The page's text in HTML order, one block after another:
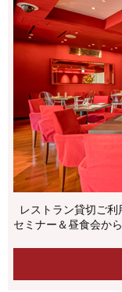
レストラン貸切ご利
セミナー＆昼食会か